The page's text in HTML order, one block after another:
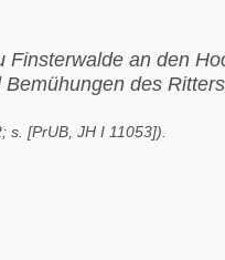
Finsterwalde an den
des
s. [PrUB, JH I 11053]).